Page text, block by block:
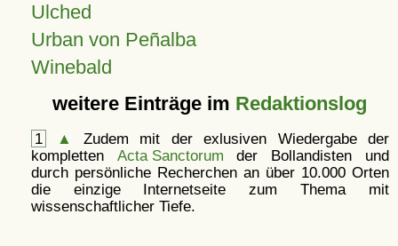
Ulched
Urban von Peñalba
Winebald
weitere Einträge im Redaktionslog
1 ▲
Zudem mit der exlusiven Wiedergabe der
kompletten Acta Sanctorum der Bollandisten und
durch persönliche Recherchen an über 10.000 Orten
die einzige Internetseite zum Thema mit
wissenschaftlicher Tiefe.